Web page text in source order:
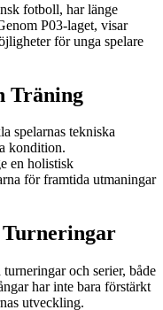
fotboll, har länge
P03-laget, visar
för unga spelare
Träning
spelarnas tekniska
kondition.
en holistisk
för framtida utmaningar
Turneringar
och serier, både
har inte bara förstärkt
utveckling.